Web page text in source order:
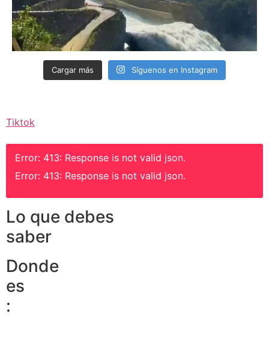
Cargar más Síguenos en Instagram
Tiktok
Error: 413: Response is not valid json.
Error: 413: Response is not valid json.
Lo que debes
saber
Donde
es
: